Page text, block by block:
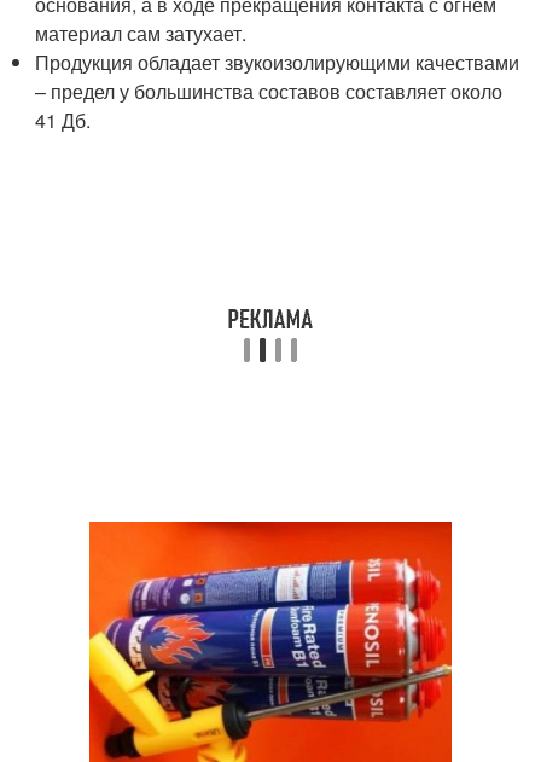
материал сам затухает.
Продукция обладает звукоизолирующими качествами
– предел у большинства составов составляет около
41 Дб.